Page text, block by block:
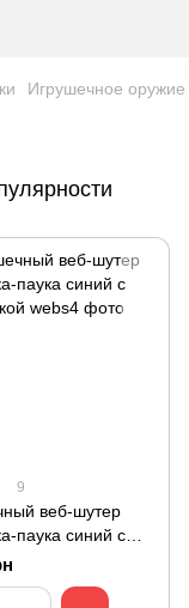
Игрушечное оружие
9
веб-шутер
паука синий с